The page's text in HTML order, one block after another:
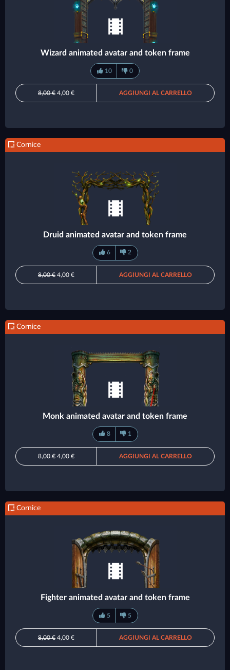
Wizard animated avatar and token frame
10 0
8,00 € 4,00 € AGGIUNGI AL CARRELLO
Cornice
Druid animated avatar and token frame
6 2
8,00 € 4,00 € AGGIUNGI AL CARRELLO
Cornice
Monk animated avatar and token frame
8 1
8,00 € 4,00 € AGGIUNGI AL CARRELLO
Cornice
Fighter animated avatar and token frame
5 5
8,00 € 4,00 € AGGIUNGI AL CARRELLO